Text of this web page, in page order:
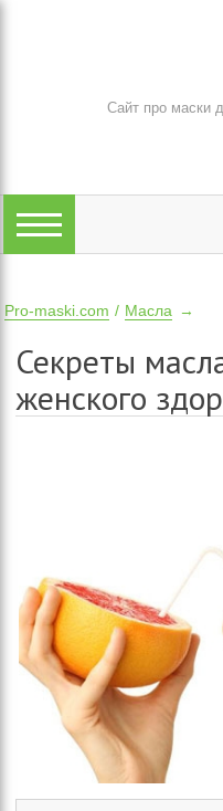
Сайт про маски
Pro-maski.com Масла
Секреты
женского